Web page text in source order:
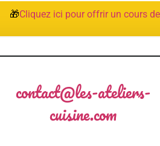
🎁Cliquez ici pour offrir un cours
contact@les-ateliers-
cuisine.com